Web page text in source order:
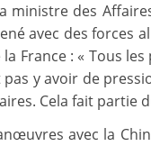
ministre des
avec des forces
la France : « Tous
y avoir de
Cela fait partie
avec la